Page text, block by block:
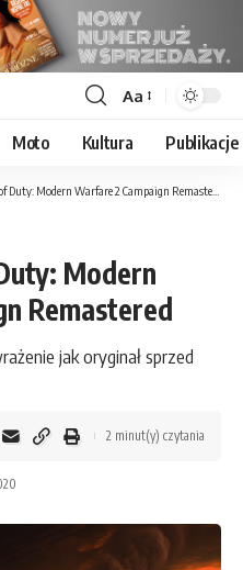
Font
Resizer
Aa
Moto Kultura Publikacje
Duty: Modern Warfare 2 Campaign Remastered
Modern
Remastered
jak oryginał sprzed
2 minut(y) czytania